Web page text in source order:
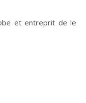
et entreprit de le